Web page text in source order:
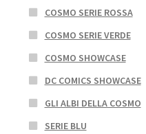
COSMO SERIE ROSSA
COSMO SERIE VERDE
COSMO SHOWCASE
DC COMICS SHOWCASE
GLI ALBI DELLA COSMO
SERIE BLU